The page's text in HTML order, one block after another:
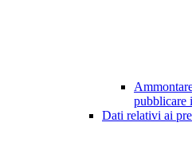
pubblicare
Dati relativi ai